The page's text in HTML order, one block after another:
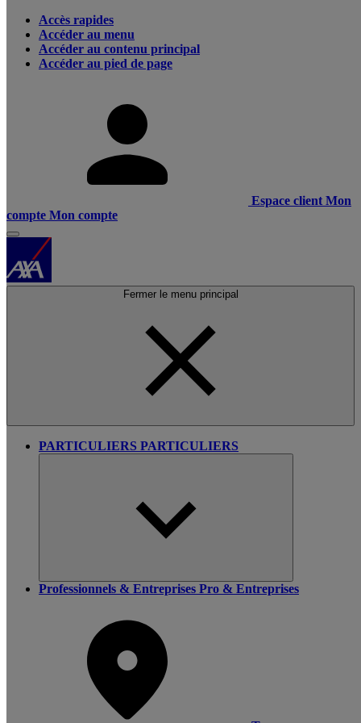
Accès rapides
Accéder au menu
Accéder au contenu principal
Accéder au pied de page
Espace client Mon
compte Mon compte
Fermer le menu principal
PARTICULIERS PARTICULIERS
Professionnels & Entreprises Pro & Entreprises